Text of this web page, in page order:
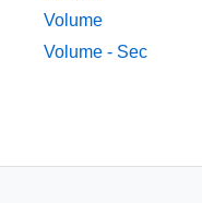
Volume
Volume - Sec